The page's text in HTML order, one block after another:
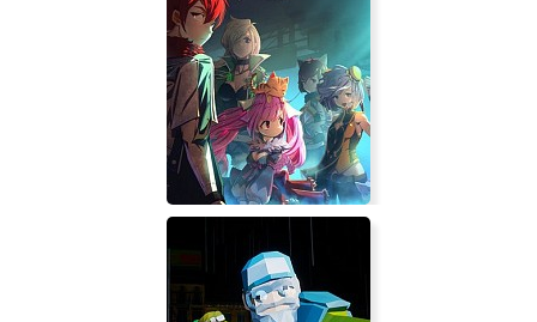
The Vale: Shadow of the Crown